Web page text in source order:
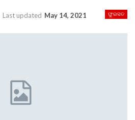
ଫୁରସତ
Last updated May 14, 2021